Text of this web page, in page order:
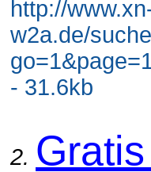
http://
w2a.de/
- 31.6kb
2.